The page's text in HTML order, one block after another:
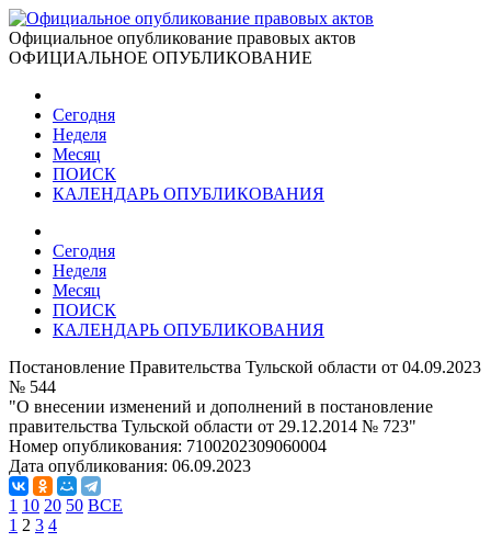
Официальное опубликование правовых актов
ОФИЦИАЛЬНОЕ ОПУБЛИКОВАНИЕ
Сегодня
Неделя
Месяц
ПОИСК
КАЛЕНДАРЬ ОПУБЛИКОВАНИЯ
Сегодня
Неделя
Месяц
ПОИСК
КАЛЕНДАРЬ ОПУБЛИКОВАНИЯ
Постановление Правительства Тульской области от 04.09.2023
№ 544
"О внесении изменений и дополнений в постановление
правительства Тульской области от 29.12.2014 № 723"
Номер опубликования: 7100202309060004
Дата опубликования: 06.09.2023
1 10 20 50 ВСЕ
1 2 3 4